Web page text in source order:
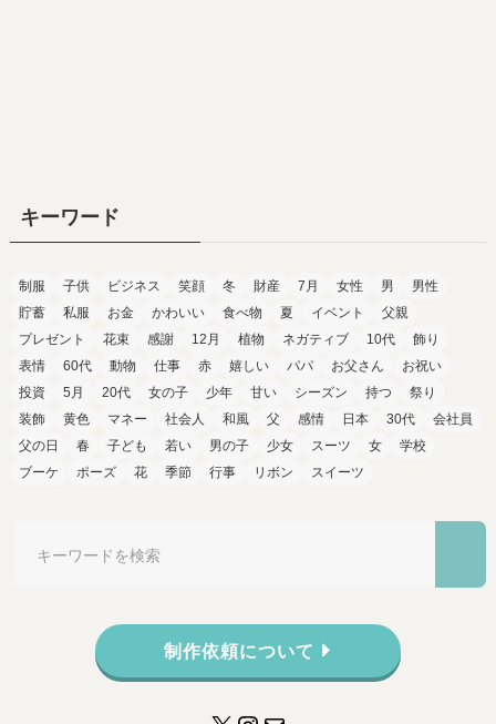
キーワード
制服 子供 ビジネス 笑顔 冬 財産 7月 女性 男
男性
貯蓄
私服 お金 かわいい 食べ物 夏 イベント
父親
プレゼント
花束 感謝 12月 植物 ネガティブ 10代
飾り
表情
60代 動物 仕事 赤 嬉しい パパ お父さん
お祝い
投資
5月 20代 女の子 少年 甘い シーズン 持つ
祭り
装飾
黄色 マネー 社会人 和風 父 感情 日本 30代
会社員
父の日
春 子ども 若い 男の子 少女 スーツ 女
学校
ブーケ
ポーズ 花 季節 行事 リボン スイーツ
制作依頼について